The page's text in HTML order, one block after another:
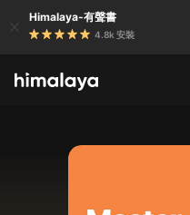
Himalaya-有聲書
4.8k 安裝